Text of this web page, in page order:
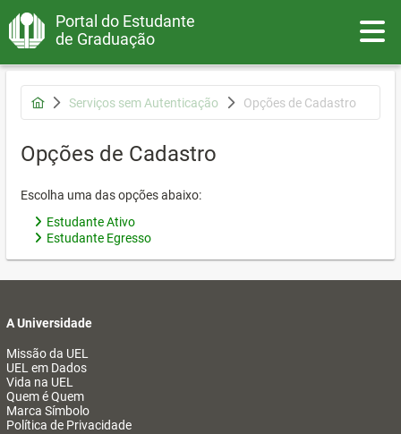
Portal do Estudante
de Graduação
Serviços sem Autenticação Opções de Cadastro
Opções de Cadastro
Escolha uma das opções abaixo:
Estudante Ativo
Estudante Egresso
A Universidade
Missão da UEL
UEL em Dados
Vida na UEL
Quem é Quem
Marca Símbolo
Política de Privacidade